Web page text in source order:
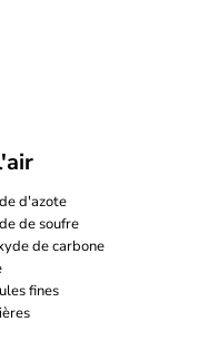
d'azote
de soufre
de carbone
fines